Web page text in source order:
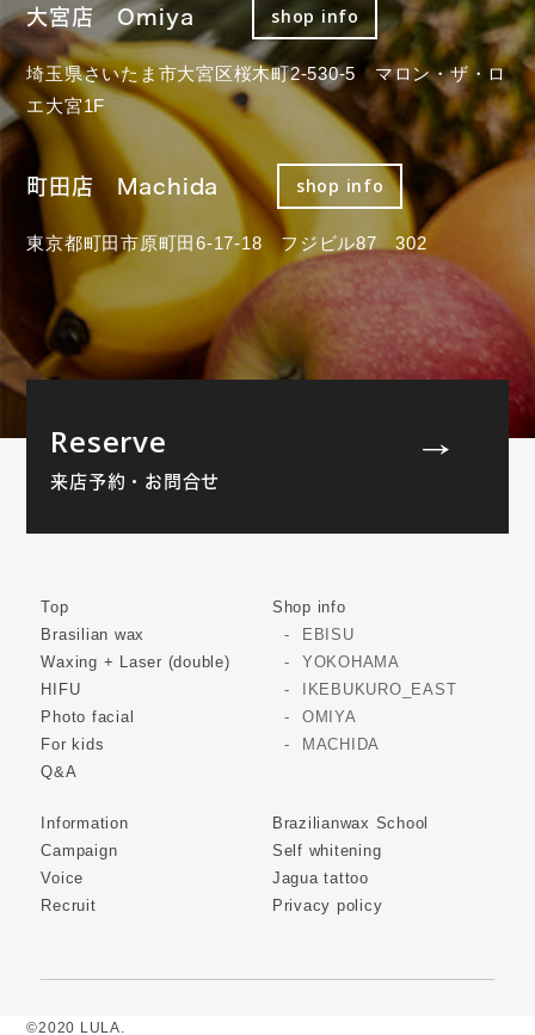
大宮店 Omiya shop info
埼玉県さいたま市大宮区桜木町2-530-5 マロン・ザ・ロ
エ大宮1F
町田店 Machida shop info
東京都町田市原町田6-17-18 フジビル87 302
Reserve
来店予約・お問合せ
Top
Brasilian wax
Waxing + Laser (double)
HIFU
Photo facial
For kids
Q&A
Shop info
EBISU
YOKOHAMA
IKEBUKURO_EAST
OMIYA
MACHIDA
Information
Campaign
Voice
Recruit
Brazilianwax School
Self whitening
Jagua tattoo
Privacy policy
©2020 LULA.